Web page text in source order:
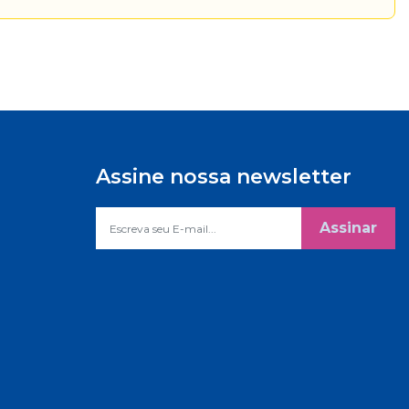
Assine nossa newsletter
Assinar